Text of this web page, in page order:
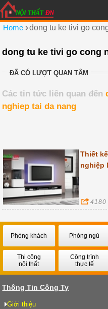
Home ›dong tu ke tivi go
dong tu ke tivi go cong
ĐÃ CÓ LƯỢT QUAN TÂM
Các tin tức liên quan đến
nghiep tai da nang
Thiết
nghiệp
4180
Phòng khách Phòng ngủ
Thi công
nội thất
Công trình
thực tế
Thông Tin Công Ty
Giới thiệu